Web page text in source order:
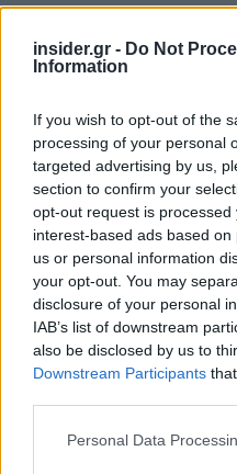
insider.gr - Do Not
Information
If you wish to opt-out of the
processing of your personal
targeted advertising by us,
section to confirm your
opt-out request is
interest-based ads based
us or personal information
your opt-out. You may
disclosure of your personal
IAB’s list of downstream
also be disclosed by us to
Downstream Participants
Please note that this
Personal Data
12μηνο, αντί να